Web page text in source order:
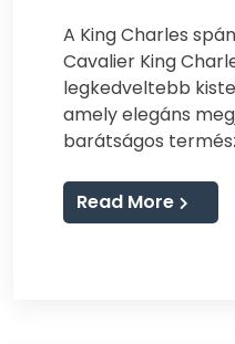
A King Charles
Cavalier King
legkedveltebb
amely elegáns
barátságos
Read More